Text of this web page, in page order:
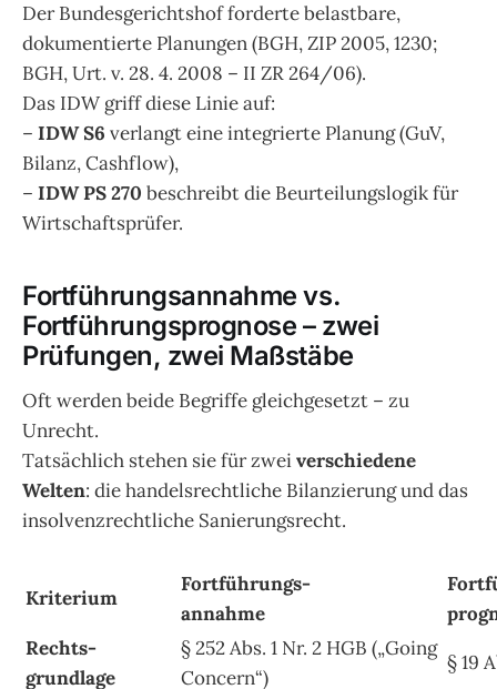
Der Bundesgerichtshof forderte belastbare,
dokumentierte Planungen (BGH, ZIP 2005, 1230;
BGH, Urt. v. 28. 4. 2008 – II ZR 264/06).
Das IDW griff diese Linie auf:
– IDW S6 verlangt eine integrierte Planung (GuV,
Bilanz, Cashflow),
– IDW PS 270 beschreibt die Beurteilungslogik für
Wirtschaftsprüfer.
Fortführungsannahme vs.
Fortführungsprognose – zwei
Prüfungen, zwei Maßstäbe
Oft werden beide Begriffe gleichgesetzt – zu
Unrecht.
Tatsächlich stehen sie für zweiverschiedene
Welten: die handelsrechtliche Bilanzierung und das
insolvenzrechtliche Sanierungsrecht.
Kriterium
Fortführungs-
annahme
Rechts-
grundlage
§ 252 Abs. 1 Nr. 2 HGB („Going
Concern“)
§ 19